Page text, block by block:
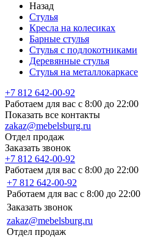
Назад
Стулья
Кресла на колесиках
Барные стулья
Стулья с подлокотниками
Деревянные стулья
Стулья на металлокаркасе
+7 812 642-00-92
Работаем для вас с 8:00 до 22:00
Показать все контакты
zakaz@mebelsburg.ru
Отдел продаж
Заказать звонок
+7 812 642-00-92
Работаем для вас с 8:00 до 22:00
+7 812 642-00-92
Работаем для вас с 8:00 до 22:00
Заказать звонок
zakaz@mebelsburg.ru
Отдел продаж